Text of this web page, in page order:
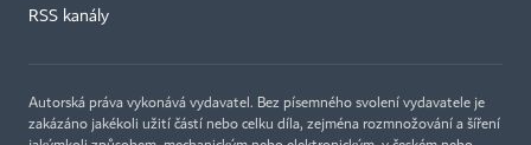
RSS kanály
Autorská práva vykonává vydavatel. Bez písemného svolení vydavatele je
zakázáno jakékoli užití částí nebo celku díla, zejména rozmnožování a šíření